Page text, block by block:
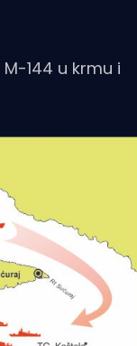
144 u krmu i